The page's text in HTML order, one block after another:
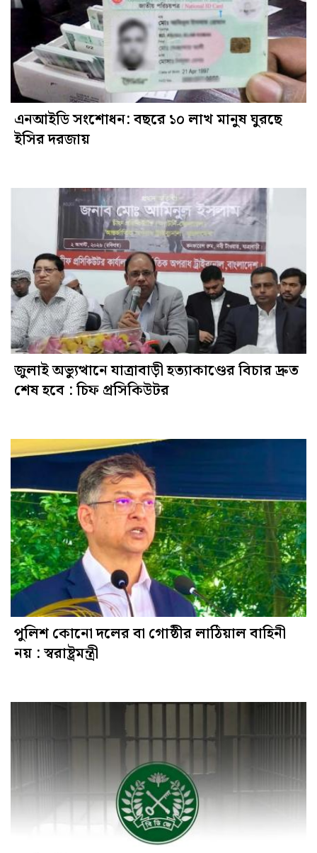
এনআইডি সংশোধন: বছরে ১০ লাখ মানুষ ঘুরছে
ইসির দরজায়
জুলাই অভ্যুত্থানে যাত্রাবাড়ী হত্যাকাণ্ডের বিচার দ্রুত
শেষ হবে : চিফ প্রসিকিউটর
পুলিশ কোনো দলের বা গোষ্ঠীর লাঠিয়াল বাহিনী
নয় : স্বরাষ্ট্রমন্ত্রী